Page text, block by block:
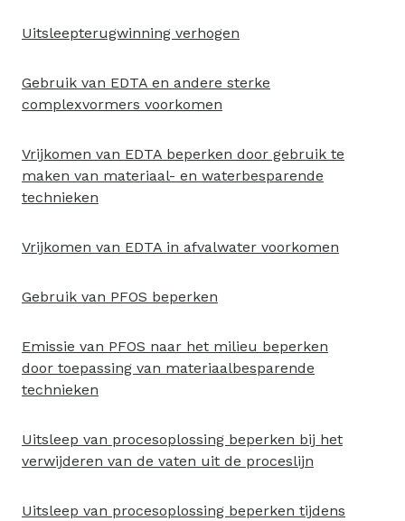
Uitsleepterugwinning verhogen
Gebruik van EDTA en andere sterke
complexvormers voorkomen
Vrijkomen van EDTA beperken door gebruik te
maken van materiaal- en waterbesparende
technieken
Vrijkomen van EDTA in afvalwater voorkomen
Gebruik van PFOS beperken
Emissie van PFOS naar het milieu beperken
door toepassing van materiaalbesparende
technieken
Uitsleep van procesoplossing beperken bij het
verwijderen van de vaten uit de proceslijn
Uitsleep van procesoplossing beperken tijdens